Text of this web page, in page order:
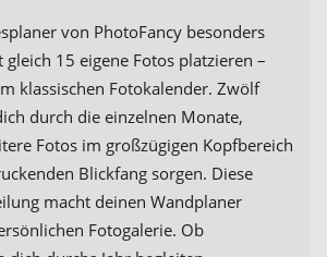
von PhotoFancy besonders
gleich 15 eigene Fotos platzieren –
klassischen Fotokalender. Zwölf
durch die einzelnen Monate,
Fotos im großzügigen Kopfbereich
Blickfang sorgen. Diese
macht deinen Wandplaner
Fotogalerie. Ob